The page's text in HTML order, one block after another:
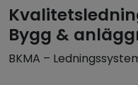
Bygg &
BKMA –